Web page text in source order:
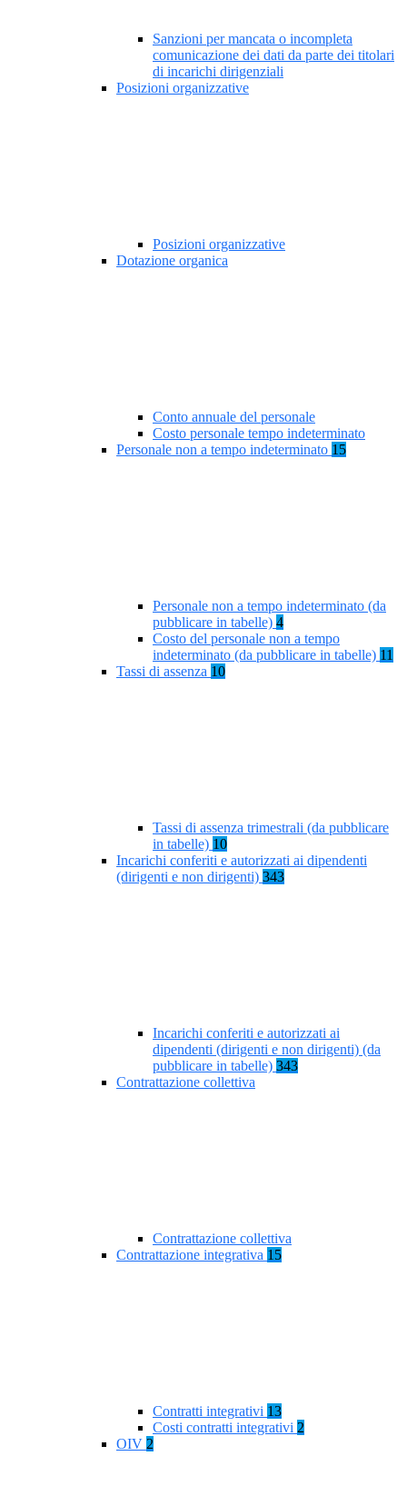
Sanzioni per mancata o incompleta
comunicazione dei dati da parte dei titolari
di incarichi dirigenziali
Posizioni organizzative
Posizioni organizzative
Dotazione organica
Conto annuale del personale
Costo personale tempo indeterminato
Personale non a tempo indeterminato 15
Personale non a tempo indeterminato (da
pubblicare in tabelle) 4
Costo del personale non a tempo
indeterminato (da pubblicare in tabelle) 11
Tassi di assenza 10
Tassi di assenza trimestrali (da pubblicare
in tabelle) 10
Incarichi conferiti e autorizzati ai dipendenti
(dirigenti e non dirigenti) 343
Incarichi conferiti e autorizzati ai
dipendenti (dirigenti e non dirigenti) (da
pubblicare in tabelle) 343
Contrattazione collettiva
Contrattazione collettiva
Contrattazione integrativa 15
Contratti integrativi 13
Costi contratti integrativi 2
OIV 2